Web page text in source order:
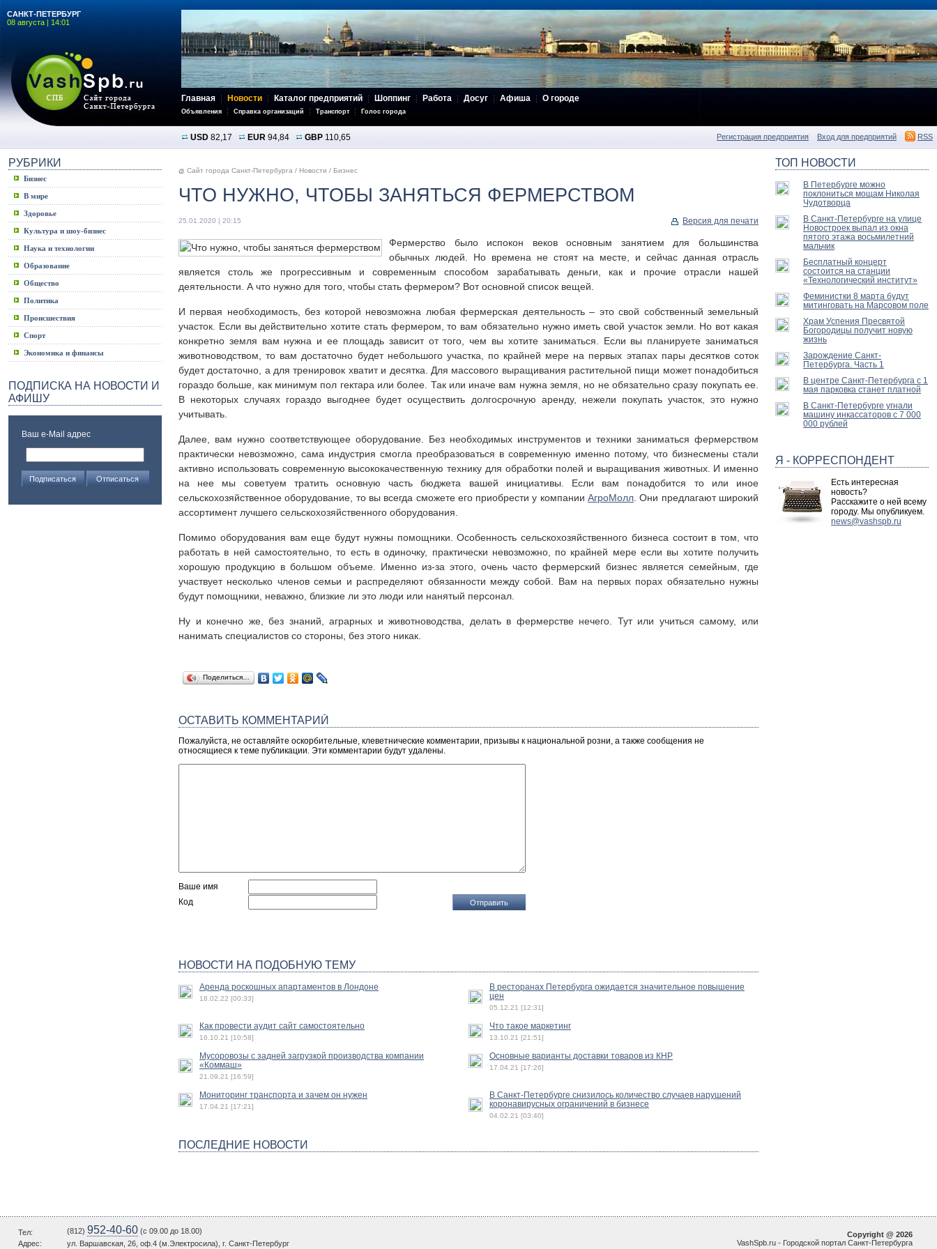
САНКТ-ПЕТЕРБУРГ
08 августа | 14:01
Главная Новости Каталог предприятий Шоппинг Работа Досуг Афиша О городе
Объявления Справка организаций Транспорт Голос города
USD 82,17 EUR 94,84 GBP 110,65 Регистрация предприятия Вход для предприятий RSS
РУБРИКИ
Бизнес
В мире
Здоровье
Культура и шоу-бизнес
Наука и технологии
Образование
Общество
Политика
Происшествия
Спорт
Экономика и финансы
ПОДПИСКА НА НОВОСТИ И
АФИШУ
Ваш e-Mail адрес
Сайт города Санкт-Петербурга / Новости / Бизнес
ЧТО НУЖНО, ЧТОБЫ ЗАНЯТЬСЯ ФЕРМЕРСТВОМ
25.01.2020 | 20:15 Версия для печати
Фермерство было испокон веков основным занятием для большинства
обычных людей. Но времена не стоят на месте, и сейчас данная отрасль
является столь же прогрессивным и современным способом зарабатывать деньги, как и прочие отрасли нашей
деятельности. А что нужно для того, чтобы стать фермером? Вот основной список вещей.
И первая необходимость, без которой невозможна любая фермерская деятельность – это свой собственный земельный
участок. Если вы действительно хотите стать фермером, то вам обязательно нужно иметь свой участок земли. Но вот какая
конкретно земля вам нужна и ее площадь зависит от того, чем вы хотите заниматься. Если вы планируете заниматься
животноводством, то вам достаточно будет небольшого участка, по крайней мере на первых этапах пары десятков соток
будет достаточно, а для тренировок хватит и десятка. Для массового выращивания растительной пищи может понадобиться
гораздо больше, как минимум пол гектара или более. Так или иначе вам нужна земля, но не обязательно сразу покупать ее.
В некоторых случаях гораздо выгоднее будет осуществить долгосрочную аренду, нежели покупать участок, это нужно
учитывать.
Далее, вам нужно соответствующее оборудование. Без необходимых инструментов и техники заниматься фермерством
практически невозможно, сама индустрия смогла преобразоваться в современную именно потому, что бизнесмены стали
активно использовать современную высококачественную технику для обработки полей и выращивания животных. И именно
на нее мы советуем тратить основную часть бюджета вашей инициативы. Если вам понадобится то или иное
сельскохозяйственное оборудование, то вы всегда сможете его приобрести у компанииАгроМолл . Они предлагают широкий
ассортимент лучшего сельскохозяйственного оборудования.
Помимо оборудования вам еще будут нужны помощники. Особенность сельскохозяйственного бизнеса состоит в том, что
работать в ней самостоятельно, то есть в одиночку, практически невозможно, по крайней мере если вы хотите получить
хорошую продукцию в большом объеме. Именно из-за этого, очень часто фермерский бизнес является семейным, где
участвует несколько членов семьи и распределяют обязанности между собой. Вам на первых порах обязательно нужны
будут помощники, неважно, близкие ли это люди или нанятый персонал.
Ну и конечно же, без знаний, аграрных и животноводства, делать в фермерстве нечего. Тут или учиться самому, или
нанимать специалистов со стороны, без этого никак.
Поделиться…
ОСТАВИТЬ КОММЕНТАРИЙ
Пожалуйста, не оставляйте оскорбительные, клеветнические комментарии, призывы к национальной розни, а также сообщения не
относящиеся к теме публикации. Эти комментарии будут удалены.
Ваше имя
Код
НОВОСТИ НА ПОДОБНУЮ ТЕМУ
Аренда роскошных апартаментов в Лондоне
18.02.22 [00:33]
В ресторанах Петербурга ожидается значительное повышение
цен
05.12.21 [12:31]
Как провести аудит сайт самостоятельно
16.10.21 [10:58]
Что такое маркетинг
13.10.21 [21:51]
Мусоровозы с задней загрузкой производства компании
«Коммаш»
21.09.21 [16:59]
Основные варианты доставки товаров из КНР
17.04.21 [17:26]
Мониторинг транспорта и зачем он нужен
17.04.21 [17:21]
В Санкт-Петербурге снизилось количество случаев нарушений
коронавирусных ограничений в бизнесе
04.02.21 [03:40]
ПОСЛЕДНИЕ НОВОСТИ
ТОП НОВОСТИ
В Петербурге можно
поклониться мощам Николая
Чудотворца
В Санкт-Петербурге на улице
Новостроек выпал из окна
пятого этажа восьмилетний
мальчик
Бесплатный концерт
состоится на станции
«Технологический институт»
Феминистки 8 марта будут
митинговать на Марсовом поле
Храм Успения Пресвятой
Богородицы получит новую
жизнь
Зарождение Санкт-
Петербурга. Часть 1
В центре Санкт-Петербурга с 1
мая парковка станет платной
В Санкт-Петербурге угнали
машину инкассаторов с 7 000
000 рублей
Я - КОРРЕСПОНДЕНТ
Есть интересная
новость?
Расскажите о ней всему
городу. Мы опубликуем.
news@vashspb.ru
Тел: (812) 952-40-60 (c 09.00 до 18.00)
Адрес:
ул. Варшавская, 26, оф.4 (м.Электросила), г. Санкт-Петербург
Copyright @ 2026
VashSpb.ru - Городской портал Санкт-Петербурга